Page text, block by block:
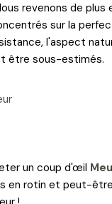
revenons de plus
sur la
l'aspect
être sous-estimés.
un coup d'œil
en rotin et peut-